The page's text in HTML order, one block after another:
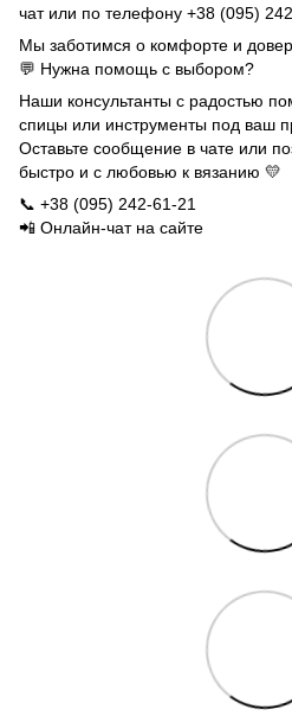
чат или по телефону +38 (095)
Мы заботимся о комфорте и
💬 Нужна помощь с выбором?
Наши консультанты с радостью
спицы или инструменты под ваш
Оставьте сообщение в чате или
быстро и с любовью к вязанию 💛
📞 +38 (095) 242-61-21
📲 Онлайн-чат на сайте